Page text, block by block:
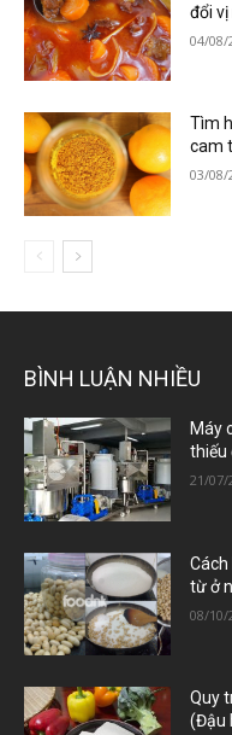
đổi
04/08/
Tìm
cam
03/08/
BÌNH LUẬN NHIỀU
Máy
thiếu
21/07/
từ ở
08/10/
Quy
(Đậu